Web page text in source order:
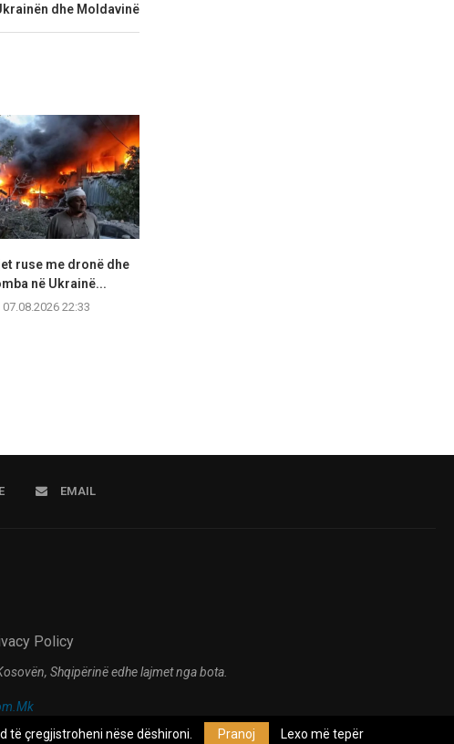
dhe Moldavinë
ruse me dronë dhe
në Ukrainë...
07.08.2026 22:33
EMAIL
Policy
Shqipërinë edhe lajmet nga bota.
të çregjistroheni nëse dëshironi.
Pranoj Lexo më tepër